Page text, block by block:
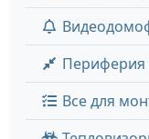
Периферия
Все для